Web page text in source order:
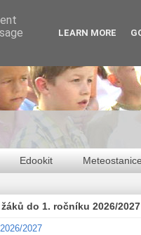
Edookit
žáků do 1. ročníku 2026/2027
2027
LEARN MORE